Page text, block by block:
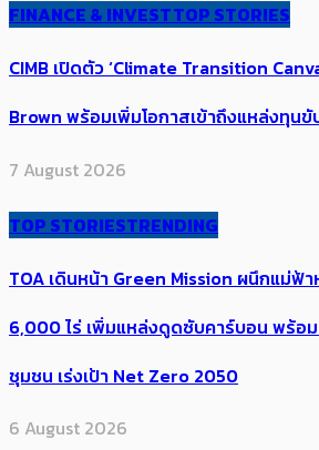
FINANCE & INVESTTOP STORIES
CIMB เปิดตัว ‘Climate Transition
Brown พร้อมเพิ่มโอกาสเข้าถึงแหล่งทุน
7 August 2026
TOP STORIESTRENDING
TOA เดินหน้า Green Mission ผนึกแม่ฟ้
6,000 ไร่ เพิ่ม​แหล่งดูดซับคาร์บอน พร้
ชุมชน เร่งเป้า​ Net Zero 2050
6 August 2026